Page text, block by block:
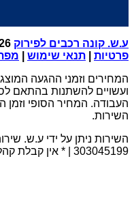
ע.ש. קונה רכבים לפירוק
פרטיות
תנאי שימוש
המחירים וזמני ההגעה
ועשויים להשתנות בהתאם
העבודה. המחיר הסופי וזמן
השירות.
השירות ניתן על ידי ע.ש.
303045199 | * אין קבלת קהל